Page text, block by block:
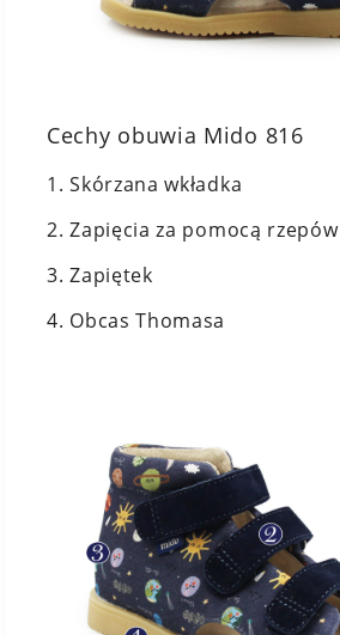
Cechy obuwia Mido 816
1. Skórzana wkładka
2. Zapięcia za pomocą rzepów
3. Zapiętek
4. Obcas Thomasa